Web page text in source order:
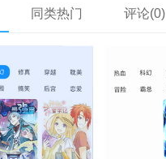
同类热门 评论(0)